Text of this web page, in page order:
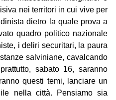
nei territori in cui vive per
dietro la quale prova a
quadro politico nazionale
i deliri securitari, la paura
salviniane, cavalcando
sabato 16, saranno
questi temi, lanciare un
nella città. Pensiamo sia